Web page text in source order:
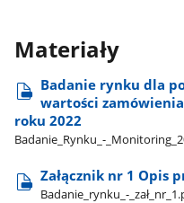
Materiały
Badanie rynku dla
wartości
roku 2022
Badanie​_Rynku​_-​
Załącznik nr 1 Opis
Badanie​_rynku​_-​